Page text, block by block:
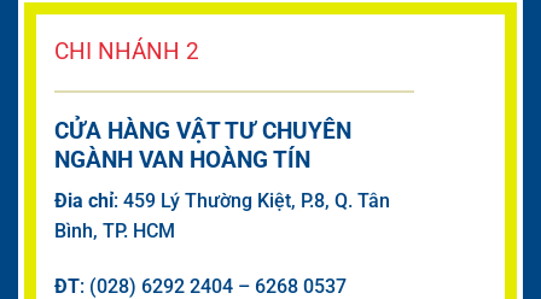
CHI NHÁNH 2
CỬA HÀNG VẬT TƯ CHUYÊN
NGÀNH VAN HOÀNG TÍN
Đia chỉ: 459 Lý Thường Kiệt, P.8, Q. Tân
Bình, TP. HCM
ĐT: (028) 6292 2404 – 6268 0537